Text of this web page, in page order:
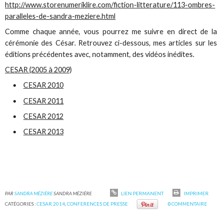
http://www.storenumeriklire.com/fiction-litterature/113-ombres-
paralleles-de-sandra-meziere.html
Comme chaque année, vous pourrez me suivre en direct de la
cérémonie des César. Retrouvez ci-dessous, mes articles sur les
éditions précédentes avec, notamment, des vidéos inédites.
CESAR (2005 à 2009)
CESAR 2010
CESAR 2011
CESAR 2012
CESAR 2013
PARSANDRA MÉZIÈRESANDRA MÉZIÈRE LIEN PERMANENT
IMPRIMER
CATÉGORIES :CESAR 2014 ,CONFERENCES DE PRESSE 0COMMENTAIRE